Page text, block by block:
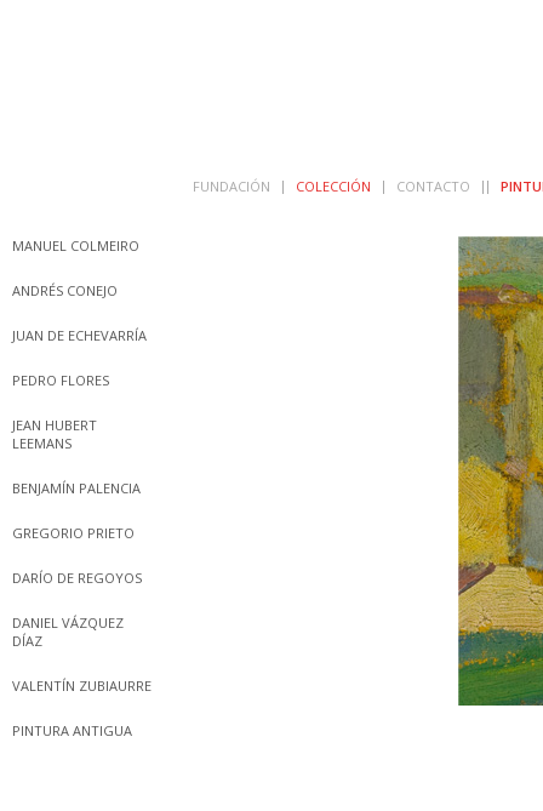
FUNDACIÓN COLECCIÓN CONTACTO
MANUEL COLMEIRO
ANDRÉS CONEJO
JUAN DE ECHEVARRÍA
PEDRO FLORES
JEAN HUBERT
LEEMANS
BENJAMÍN PALENCIA
GREGORIO PRIETO
DARÍO DE REGOYOS
DANIEL VÁZQUEZ
DÍAZ
VALENTÍN ZUBIAURRE
PINTURA ANTIGUA